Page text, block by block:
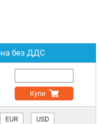
без ДДС
Купи
EUR USD